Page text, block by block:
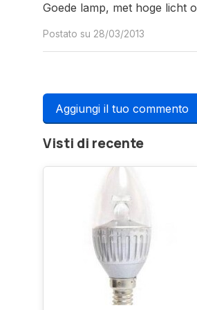
Goede lamp, met hoge licht
Postato su 28/03/2013
Aggiungi il tuo commento
Visti di recente